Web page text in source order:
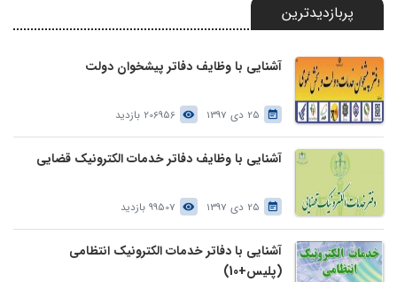
پربازدیدترین
آشنایی با وظایف دفاتر پیشخوان دولت
25 دی 1397 206956 بازدید
آشنایی با وظایف دفاتر خدمات الکترونیک قضایی
25 دی 1397 99507 بازدید
آشنایی با دفاتر خدمات الکترونیک انتظامی
(پلیس+10)